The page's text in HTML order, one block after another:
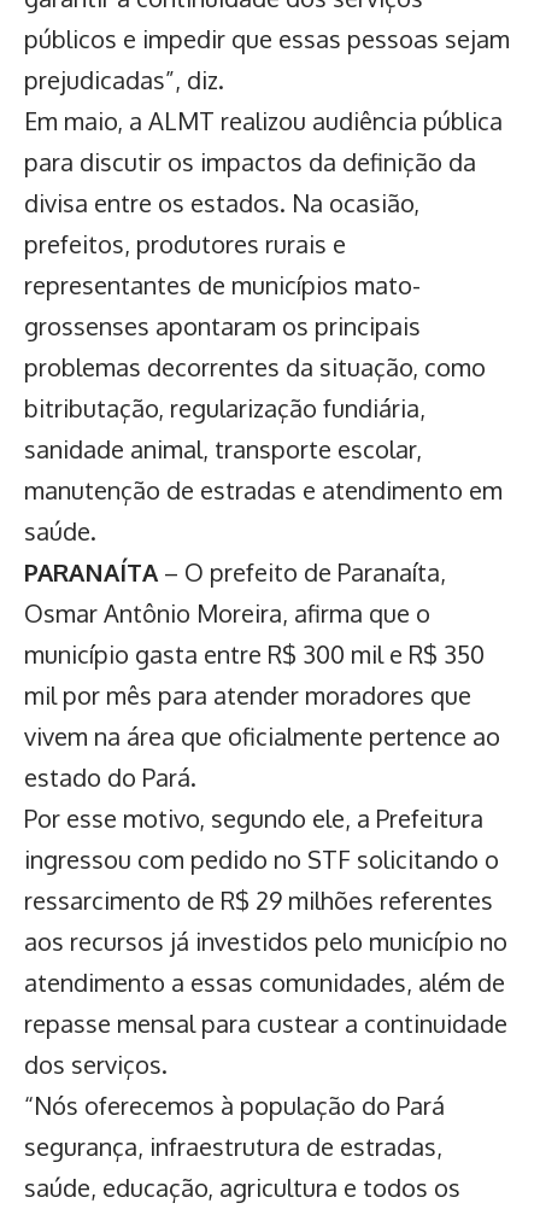
públicos e impedir que essas pessoas sejam
prejudicadas”, diz.
Em maio, a ALMT realizou audiência pública
para discutir os impactos da definição da
divisa entre os estados. Na ocasião,
prefeitos, produtores rurais e
representantes de municípios mato-
grossenses apontaram os principais
problemas decorrentes da situação, como
bitributação, regularização fundiária,
sanidade animal, transporte escolar,
manutenção de estradas e atendimento em
saúde.
PARANAÍTA – O prefeito de Paranaíta,
Osmar Antônio Moreira, afirma que o
município gasta entre R$ 300 mil e R$ 350
mil por mês para atender moradores que
vivem na área que oficialmente pertence ao
estado do Pará.
Por esse motivo, segundo ele, a Prefeitura
ingressou com pedido no STF solicitando o
ressarcimento de R$ 29 milhões referentes
aos recursos já investidos pelo município no
atendimento a essas comunidades, além de
repasse mensal para custear a continuidade
dos serviços.
“Nós oferecemos à população do Pará
segurança, infraestrutura de estradas,
saúde, educação, agricultura e todos os